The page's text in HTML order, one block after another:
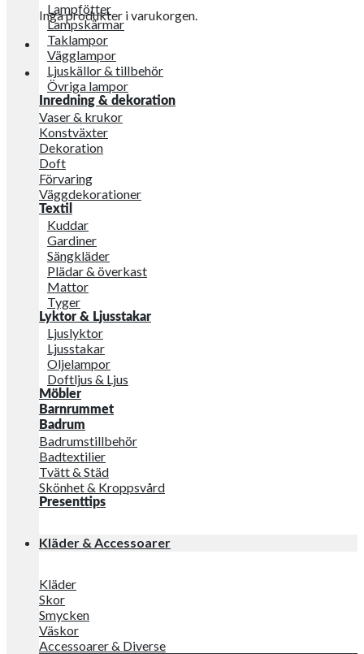
Inga produkter i varukorgen.
Lampfötter
Lampskärmar
Taklampor
Vägglampor
Ljuskällor & tillbehör
Övriga lampor
Inredning & dekoration
Vaser & krukor
Konstväxter
Dekoration
Doft
Förvaring
Väggdekorationer
Textil
Kuddar
Gardiner
Sängkläder
Plädar & överkast
Mattor
Tyger
Lyktor & Ljusstakar
Ljuslyktor
Ljusstakar
Oljelampor
Doftljus & Ljus
Möbler
Barnrummet
Badrum
Badrumstillbehör
Badtextilier
Tvätt & Städ
Skönhet & Kroppsvård
Presenttips
Kläder & Accessoarer
Kläder
Skor
Smycken
Väskor
Accessoarer & Diverse